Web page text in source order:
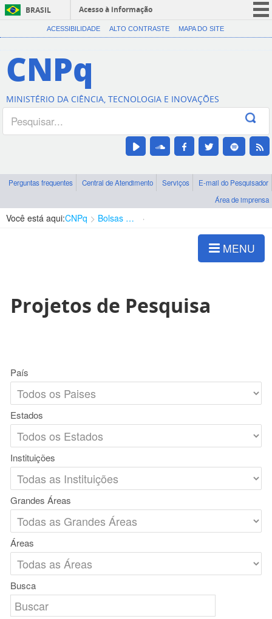
BRASIL
Acesso à informação
CORONAVÍRUS (COVID-19)
Canais
ACESSIBILIDADE ALTO CONTRASTE MAPA DO SITE
CNPq
MINISTÉRIO DA CIÊNCIA, TECNOLOGIA E INOVAÇÕES
Perguntas frequentes Central de Atendimento Serviços
E-mail do Pesquisador
Área de imprensa
Você está aqui:CNPq Bolsas e Auxílios Vigentes
MENU
Projetos de Pesquisa
País
Estados
Instituições
Grandes Áreas
Áreas
Busca